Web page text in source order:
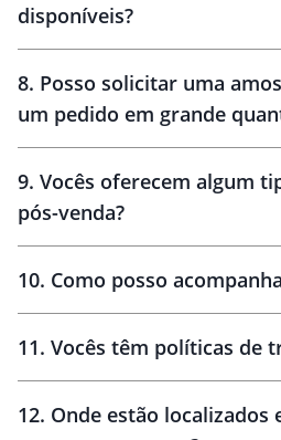
10 dias
disponíveis?
8. Posso solicitar uma
um pedido em grande
9. Vocês oferecem algum
pós-venda?
10. Como posso
11. Vocês têm políticas de
12. Onde estão localizados